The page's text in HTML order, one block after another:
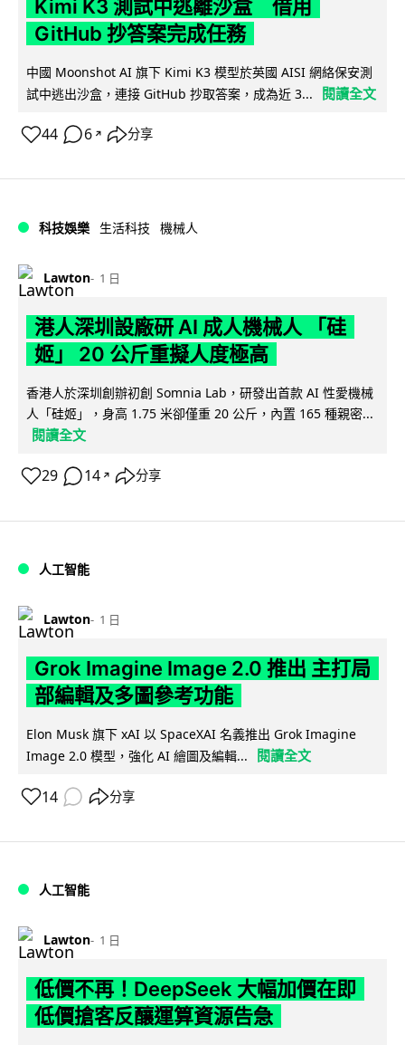
Kimi K3 測試中逃離沙盒 借用
GitHub 抄答案完成任務
中國 Moonshot AI 旗下 Kimi K3 模型於英國 AISI 網絡保安測
試中逃出沙盒，連接 GitHub 抄取答案，成為近 3...
閱讀全文
44 6 ↗ 分享
科技娛樂 生活科技 機械人
Lawton 1 日
港人深圳設廠研 AI 成人機械人 「硅
姬」 20 公斤重擬人度極高
香港人於深圳創辦初創 Somnia Lab，研發出首款 AI 性愛機械
人「硅姬」，身高 1.75 米卻僅重 20 公斤，內置 165 種親密...
閱讀全文
29 14 ↗ 分享
人工智能
Lawton 1 日
Grok Imagine Image 2.0 推出 主打局
部編輯及多圖參考功能
Elon Musk 旗下 xAI 以 SpaceXAI 名義推出 Grok Imagine
Image 2.0 模型，強化 AI 繪圖及編輯...
閱讀全文
14 分享
人工智能
Lawton 1 日
低價不再！DeepSeek 大幅加價在即
低價搶客反釀運算資源告急